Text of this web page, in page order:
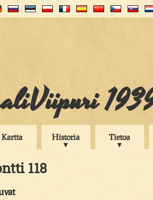
Kartta Historia Tietoa
118